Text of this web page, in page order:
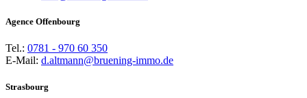
Agence Offenbourg
Tel.: 0781 - 970 60 350
E-Mail: d.altmann@bruening-immo.de
Strasbourg